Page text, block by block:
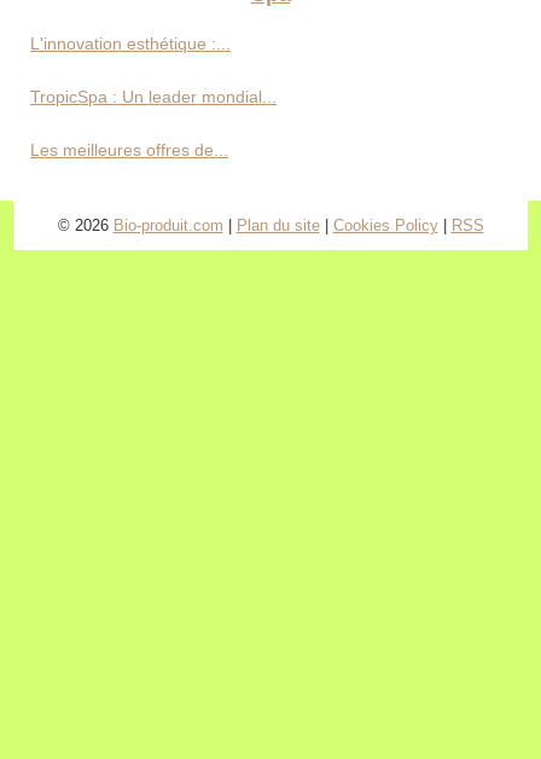
L'innovation esthétique :...
TropicSpa : Un leader mondial...
Les meilleures offres de...
© 2026 Bio-produit.com | Plan du site| Cookies Policy| RSS